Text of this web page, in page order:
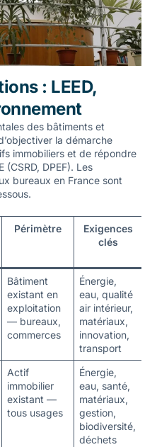
: LEED,
des bâtiments et
la démarche
immobiliers et de répondre
DPEF). Les
bureaux en France sont
Périmètre
Exigences
clés
Bâtiment
existant en
exploitation
— bureaux,
commerces
Énergie,
eau, qualité
air intérieur,
matériaux,
innovation,
transport
Actif
immobilier
existant —
tous usages
Énergie,
eau, santé,
matériaux,
gestion,
biodiversité,
déchets